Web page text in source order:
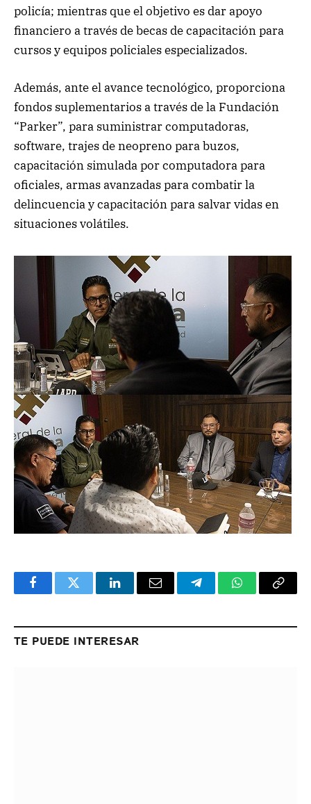
policía; mientras que el objetivo es dar apoyo
financiero a través de becas de capacitación para
cursos y equipos policiales especializados.
Además, ante el avance tecnológico, proporciona
fondos suplementarios a través de la Fundación
“Parker”, para suministrar computadoras,
software, trajes de neopreno para buzos,
capacitación simulada por computadora para
oficiales, armas avanzadas para combatir la
delincuencia y capacitación para salvar vidas en
situaciones volátiles.
FacebookTwitter LinkedInEmail TelegramWhatsApp
Copy
TE PUEDE INTERESAR